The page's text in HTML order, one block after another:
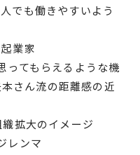
でも働きやすいよう
業家
ってもらえるような機
さん流の距離感の近
拡大のイメージ
レンマ